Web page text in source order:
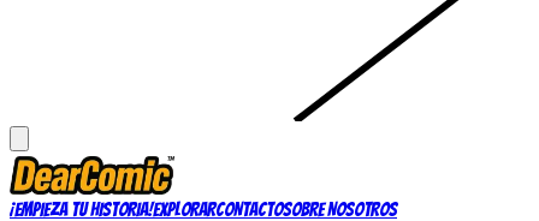
¡EMPIEZA TU HISTORIA!EXPLORARCONTACTOSOBRE NOSOTROS